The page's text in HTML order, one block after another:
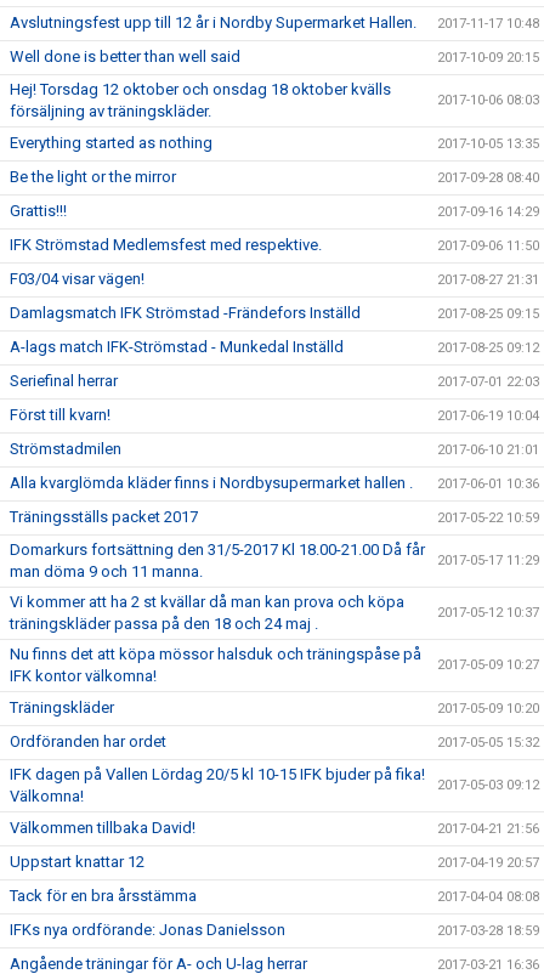
Avslutningsfest upp till 12 år i Nordby Supermarket Hallen. 2017-11-17 10:48
Well done is better than well said 2017-10-09 20:15
Hej! Torsdag 12 oktober och onsdag 18 oktober kvälls
försäljning av träningskläder.
2017-10-06 08:03
Everything started as nothing 2017-10-05 13:35
Be the light or the mirror 2017-09-28 08:40
Grattis!!! 2017-09-16 14:29
IFK Strömstad Medlemsfest med respektive. 2017-09-06 11:50
F03/04 visar vägen! 2017-08-27 21:31
Damlagsmatch IFK Strömstad -Frändefors Inställd 2017-08-25 09:15
A-lags match IFK-Strömstad - Munkedal Inställd 2017-08-25 09:12
Seriefinal herrar 2017-07-01 22:03
Först till kvarn! 2017-06-19 10:04
Strömstadmilen 2017-06-10 21:01
Alla kvarglömda kläder finns i Nordbysupermarket hallen . 2017-06-01 10:36
Träningsställs packet 2017 2017-05-22 10:59
Domarkurs fortsättning den 31/5-2017 Kl 18.00-21.00 Då får
man döma 9 och 11 manna.
2017-05-17 11:29
Vi kommer att ha 2 st kvällar då man kan prova och köpa
träningskläder passa på den 18 och 24 maj .
2017-05-12 10:37
Nu finns det att köpa mössor halsduk och träningspåse på
IFK kontor välkomna!
2017-05-09 10:27
Träningskläder 2017-05-09 10:20
Ordföranden har ordet 2017-05-05 15:32
IFK dagen på Vallen Lördag 20/5 kl 10-15 IFK bjuder på fika!
Välkomna!
2017-05-03 09:12
Välkommen tillbaka David! 2017-04-21 21:56
Uppstart knattar 12 2017-04-19 20:57
Tack för en bra årsstämma 2017-04-04 08:08
IFKs nya ordförande: Jonas Danielsson 2017-03-28 18:59
Angående träningar för A- och U-lag herrar 2017-03-21 16:36